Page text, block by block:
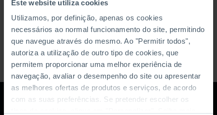
Este website utiliza cookies
Utilizamos, por definição, apenas os cookies
necessários ao normal funcionamento do site, permitindo
que navegue através do mesmo. Ao "Permitir todos",
autoriza a utilização de outro tipo de cookies, que
permitem proporcionar uma melhor experiência de
navegação, avaliar o desempenho do site ou apresentar
as melhores ofertas de produtos e serviços, de acordo
com as suas preferências. Se pretender escolher os